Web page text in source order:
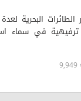
البحرية
ترفيهية في سماء